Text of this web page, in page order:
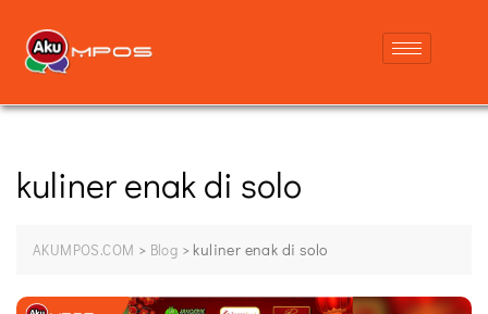
kuliner enak di solo
AKUMPOS.COM > Blog > kuliner enak di solo